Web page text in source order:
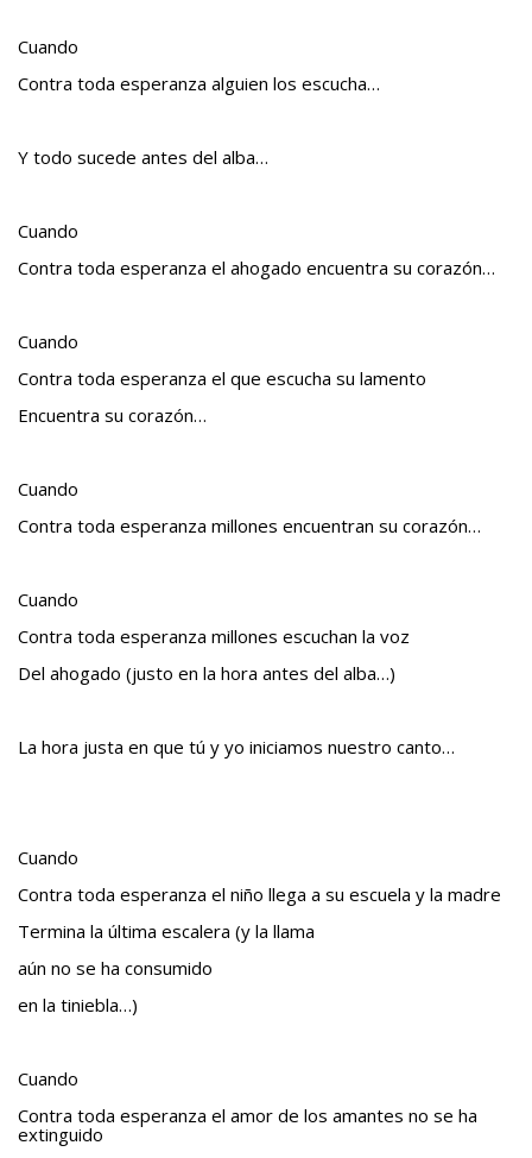
Cuando
Contra toda esperanza alguien los escucha…
Y todo sucede antes del alba…
Cuando
Contra toda esperanza el ahogado encuentra su corazón…
Cuando
Contra toda esperanza el que escucha su lamento
Encuentra su corazón…
Cuando
Contra toda esperanza millones encuentran su corazón…
Cuando
Contra toda esperanza millones escuchan la voz
Del ahogado (justo en la hora antes del alba…)
La hora justa en que tú y yo iniciamos nuestro canto…
Cuando
Contra toda esperanza el niño llega a su escuela y la madre
Termina la última escalera (y la llama
aún no se ha consumido
en la tiniebla…)
Cuando
Contra toda esperanza el amor de los amantes no se ha
extinguido